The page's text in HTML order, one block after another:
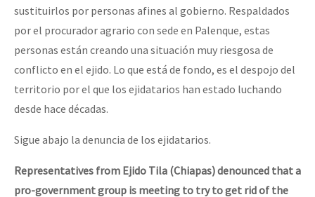
sustituirlos por personas afines al gobierno. Respaldados
por el procurador agrario con sede en Palenque, estas
personas están creando una situación muy riesgosa de
conflicto en el ejido. Lo que está de fondo, es el despojo del
territorio por el que los ejidatarios han estado luchando
desde hace décadas.
Sigue abajo la denuncia de los ejidatarios.
Representatives from Ejido Tila (Chiapas) denounced that a
pro-government group is meeting to try to get rid of the